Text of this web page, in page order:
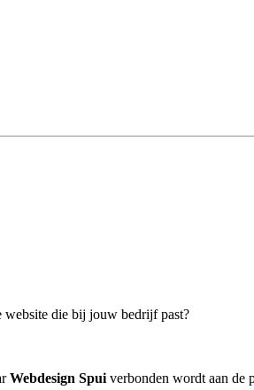
die bij jouw bedrijf past?
Webdesign Spui verbonden wordt aan de